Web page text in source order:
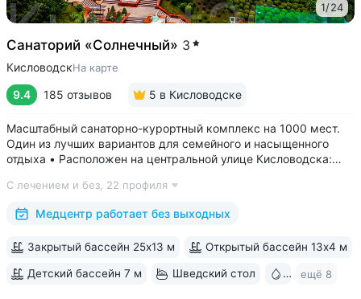
1/24
Санаторий «Солнечный» 3
КисловодскНа карте
9.4 185 отзывов 5 в Кисловодске
Масштабный санаторно-курортный комплекс на 1000 мест.
Один из лучших вариантов для семейного и насыщенного
отдыха • Расположен на центральной улице Кисловодска:
за 15 минут • Бесплатный трансфер до Курортного парка
и основных достопримечательностей...
С лечением и без, 22 профиля
Медцентр работает без выходных
Закрытый бассейн 25х13 м Открытый бассейн 13x4 м
Детский бассейн 7 м Шведский стол Бювет
ещё 8